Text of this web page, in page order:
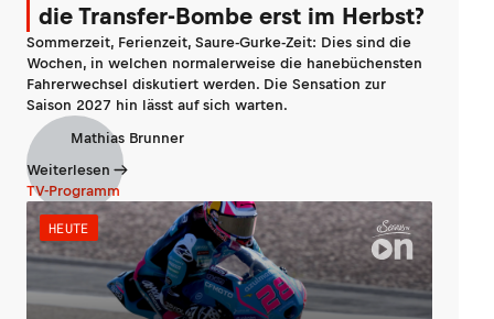
die Transfer-Bombe erst im Herbst?
Sommerzeit, Ferienzeit, Saure-Gurke-Zeit: Dies sind die
Wochen, in welchen normalerweise die hanebüchensten
Fahrerwechsel diskutiert werden. Die Sensation zur
Saison 2027 hin lässt auf sich warten.
Mathias Brunner
Weiterlesen
TV-Programm
HEUTE